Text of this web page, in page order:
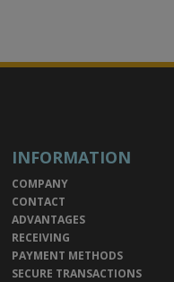
INFORMATION
COMPANY
CONTACT
ADVANTAGES
RECEIVING
PAYMENT METHODS
SECURE TRANSACTIONS